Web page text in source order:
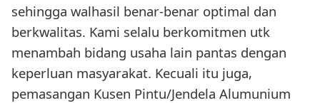
sehingga walhasil benar-benar optimal dan
berkwalitas. Kami selalu berkomitmen utk
menambah bidang usaha lain pantas dengan
keperluan masyarakat. Kecuali itu juga,
pemasangan Kusen Pintu/Jendela Alumunium